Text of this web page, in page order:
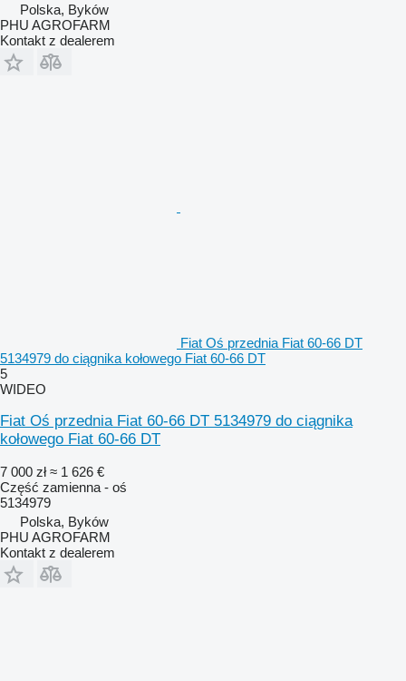
Polska, Byków
PHU AGROFARM
Kontakt z dealerem
Fiat Oś przednia Fiat 60-66 DT
5134979 do ciągnika kołowego Fiat 60-66 DT
5
WIDEO
Fiat Oś przednia Fiat 60-66 DT 5134979 do ciągnika
kołowego Fiat 60-66 DT
7 000 zł ≈ 1 626 €
Część zamienna - oś
5134979
Polska, Byków
PHU AGROFARM
Kontakt z dealerem